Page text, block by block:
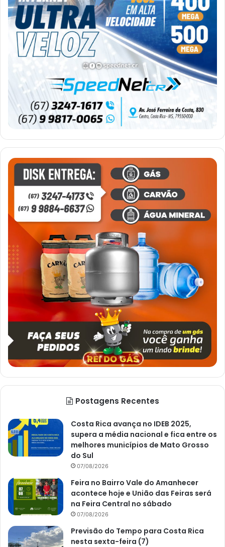
Postagens Recentes
Costa Rica avança no IDEB 2025,
supera a média nacional e fica entre os
melhores municípios de Mato Grosso
do Sul
07/08/2026
Feira no Bairro Vale do Amanhecer
acontece hoje e União das Feiras será
na Feira Central no sábado
07/08/2026
Previsão do Tempo para Costa Rica
nesta sexta-feira (7)